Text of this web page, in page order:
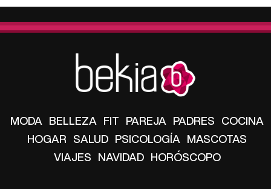
MODA BELLEZA FIT PAREJA PADRES COCINA
HOGAR SALUD PSICOLOGÍA MASCOTAS
VIAJES NAVIDAD HORÓSCOPO